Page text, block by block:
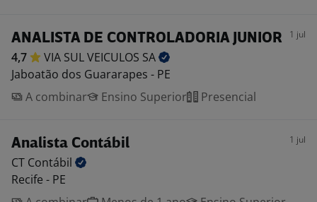
ANALISTA DE CONTROLADORIA JUNIOR 1 jul
4,7 VIA SUL VEICULOS SA
Jaboatão dos Guararapes - PE
A combinar
Ensino Superior Presencial
Analista Contábil 1 jul
CT Contábil
Recife - PE